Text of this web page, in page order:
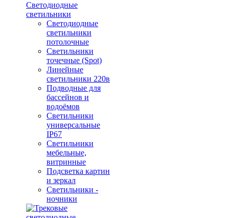
Светодиодные
светильники
Светодиодные
светильники
потолочные
Светильники
точечные (Spot)
Линейные
светильники 220в
Подводные для
бассейнов и
водоёмов
Светильники
универсальные
IP67
Светильники
мебельные,
витринные
Подсветка картин
и зеркал
Светильники -
ночники